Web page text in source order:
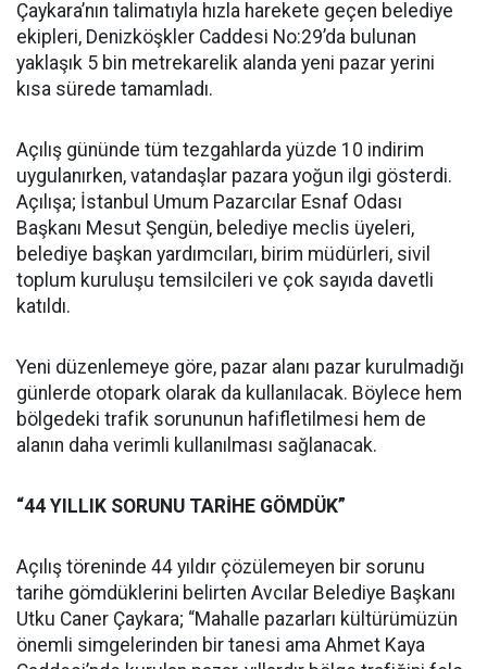
Çaykara’nın talimatıyla hızla harekete geçen belediye
ekipleri, Denizköşkler Caddesi No:29’da bulunan
yaklaşık 5 bin metrekarelik alanda yeni pazar yerini
kısa sürede tamamladı.
Açılış gününde tüm tezgahlarda yüzde 10 indirim
uygulanırken, vatandaşlar pazara yoğun ilgi gösterdi.
Açılışa; İstanbul Umum Pazarcılar Esnaf Odası
Başkanı Mesut Şengün, belediye meclis üyeleri,
belediye başkan yardımcıları, birim müdürleri, sivil
toplum kuruluşu temsilcileri ve çok sayıda davetli
katıldı.
Yeni düzenlemeye göre, pazar alanı pazar kurulmadığı
günlerde otopark olarak da kullanılacak. Böylece hem
bölgedeki trafik sorununun hafifletilmesi hem de
alanın daha verimli kullanılması sağlanacak.
“44 YILLIK SORUNU TARİHE GÖMDÜK”
Açılış töreninde 44 yıldır çözülemeyen bir sorunu
tarihe gömdüklerini belirten Avcılar Belediye Başkanı
Utku Caner Çaykara; “Mahalle pazarları kültürümüzün
önemli simgelerinden bir tanesi ama Ahmet Kaya